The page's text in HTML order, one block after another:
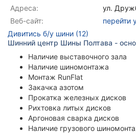
Адреса:
ул.
Веб-сайт:
перейти
Дивитись б/у шини (12)
Шинний центр Шины Полтава -
Наличие выставочного зала
Наличие шиномонтажа
Монтаж RunFlat
Закачка азотом
Прокатка железных дисков
Рихтовка литых дисков
Аргоновая сварка дисков
Наличие грузового